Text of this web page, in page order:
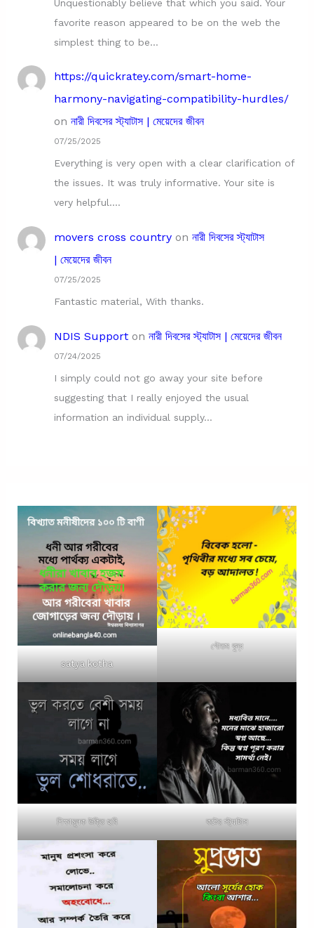
Unquestionably believe that which you said. Your
favorite reason appeared to be on the web the
simplest thing to be…
https://quickratey.com/smart-home-
harmony-navigating-compatibility-hurdles/
on নারী দিবসের স্ট্যাটাস | মেয়েদের জীবন
07/25/2025
Everything is very open with a clear clarification of
the issues. It was truly informative. Your site is
very helpful.…
movers cross countryon নারী দিবসের স্ট্যাটাস
| মেয়েদের জীবন
07/25/2025
Fantastic material, With thanks.
NDIS Supporton নারী দিবসের স্ট্যাটাস | মেয়েদের জীবন
07/24/2025
I simply could not go away your site before
suggesting that I really enjoyed the usual
information an individual supply…
satya kotha
গৌতম বুদ্ধ
শিক্ষামূলক উক্তি ছবি কষ্টের স্ট্যাটাস